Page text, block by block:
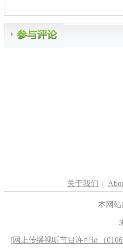
关于我们 |
本网
[网上传播视听节目许可证（